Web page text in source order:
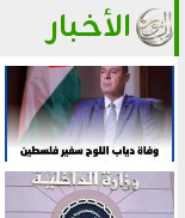
الأخبار